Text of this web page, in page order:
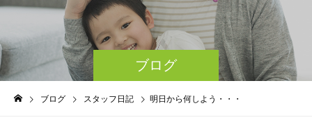
ブログ
ブログ スタッフ日記 明日から何しよう・・・